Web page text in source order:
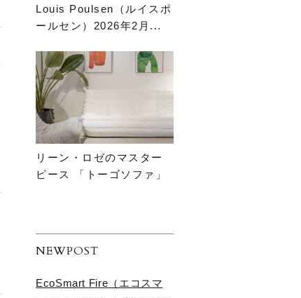
Louis Poulsen（ルイスポ
ールセン）2026年2月...
リーン・ロゼのマスター
ピース 「トーゴソファ」
NEWPOST
EcoSmart Fire（エコスマ